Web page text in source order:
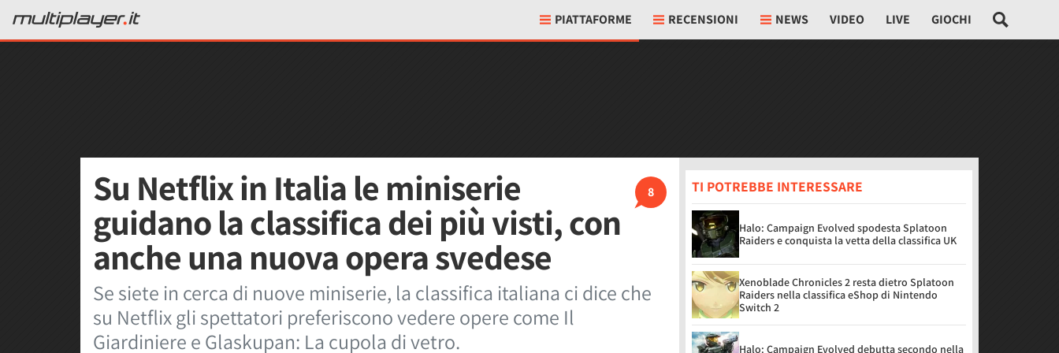
PIATTAFORME RECENSIONI NEWS VIDEO LIVE GIOCHI
8
Su Netflix in Italia le miniserie
guidano la classifica dei più visti, con
anche una nuova opera svedese
Se siete in cerca di nuove miniserie, la classifica italiana ci dice che
su Netflix gli spettatori preferiscono vedere opere come Il
Giardiniere e Glaskupan: La cupola di vetro.
TI POTREBBE INTERESSARE
Halo: Campaign Evolved spodesta Splatoon
Raiders e conquista la vetta della classifica UK
Xenoblade Chronicles 2 resta dietro Splatoon
Raiders nella classifica eShop di Nintendo
Switch 2
Halo: Campaign Evolved debutta secondo nella